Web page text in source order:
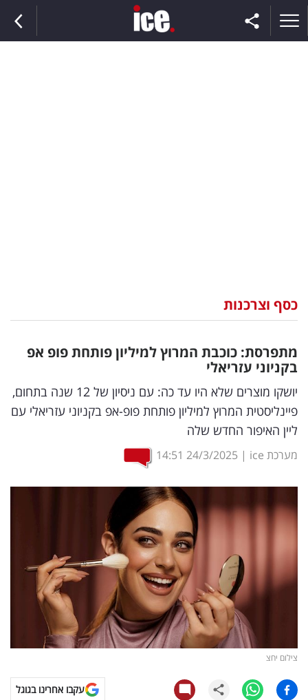
וצרכנות
דיגיטל
וטק
שיווק
ופרסום
מדדים
ומחקרים
דעות
רכילות
קריפטו
ויראלי
כסף וצרכנות
מתפרסת: כוכבת המרוץ למיליון פותחת פופ אפ
בקניוני עזריאלי
יושקו מוצרים שלא היו עד כה: עם ניסיון של 12 שנה בתחום,
פיינליסטית המרוץ למיליון פותחת פופ-אפ בקניוני עזריאלי עם
ליין האיפור החדש שלה
מערכת ice |
24/3/2025
14:51
צילום יחצ
עקבו אחרינו בגוגל